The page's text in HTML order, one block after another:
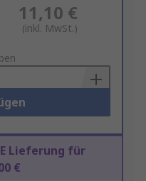
11,10 €
(inkl. MwSt.)
Lieferung für
€